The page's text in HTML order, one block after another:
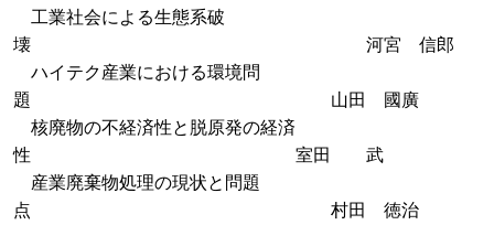
工業社会による生態系破
壊 河宮 信郎
ハイテク産業における環境問
題 山田 國廣
核廃物の不経済性と脱原発の経済
性 室田 武
産業廃棄物処理の現状と問題
点 村田 徳治